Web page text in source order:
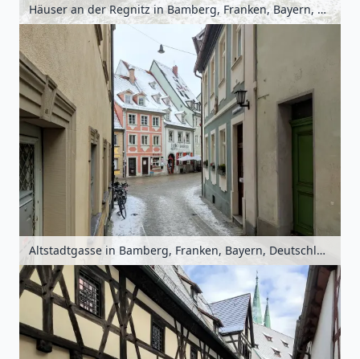
Häuser an der Regnitz in Bamberg, Franken, Bayern, Deutschland
Altstadtgasse in Bamberg, Franken, Bayern, Deutschland